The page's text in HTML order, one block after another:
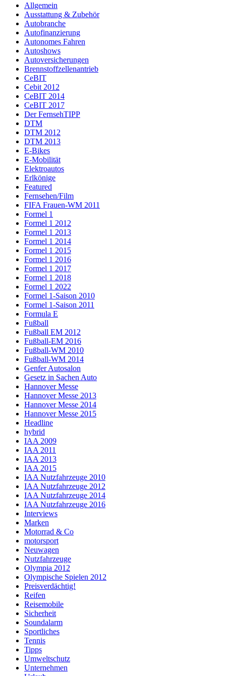
Allgemein
Ausstattung & Zubehör
Autobranche
Autofinanzierung
Autonomes Fahren
Autoshows
Autoversicherungen
Brennstoffzellenantrieb
CeBIT
Cebit 2012
CeBIT 2014
CeBIT 2017
Der FernsehTIPP
DTM
DTM 2012
DTM 2013
E-Bikes
E-Mobilität
Elektroautos
Erlkönige
Featured
Fernsehen/Film
FIFA Frauen-WM 2011
Formel 1
Formel 1 2012
Formel 1 2013
Formel 1 2014
Formel 1 2015
Formel 1 2016
Formel 1 2017
Formel 1 2018
Formel 1 2022
Formel 1-Saison 2010
Formel 1-Saison 2011
Formula E
Fußball
Fußball EM 2012
Fußball-EM 2016
Fußball-WM 2010
Fußball-WM 2014
Genfer Autosalon
Gesetz in Sachen Auto
Hannover Messe
Hannover Messe 2013
Hannover Messe 2014
Hannover Messe 2015
Headline
hybrid
IAA 2009
IAA 2011
IAA 2013
IAA 2015
IAA Nutzfahrzeuge 2010
IAA Nutzfahrzeuge 2012
IAA Nutzfahrzeuge 2014
IAA Nutzfahrzeuge 2016
Interviews
Marken
Motorrad & Co
motorsport
Neuwagen
Nutzfahrzeuge
Olympia 2012
Olympische Spielen 2012
Preisverdächtig!
Reifen
Reisemobile
Sicherheit
Soundalarm
Sportliches
Tennis
Tipps
Umweltschutz
Unternehmen